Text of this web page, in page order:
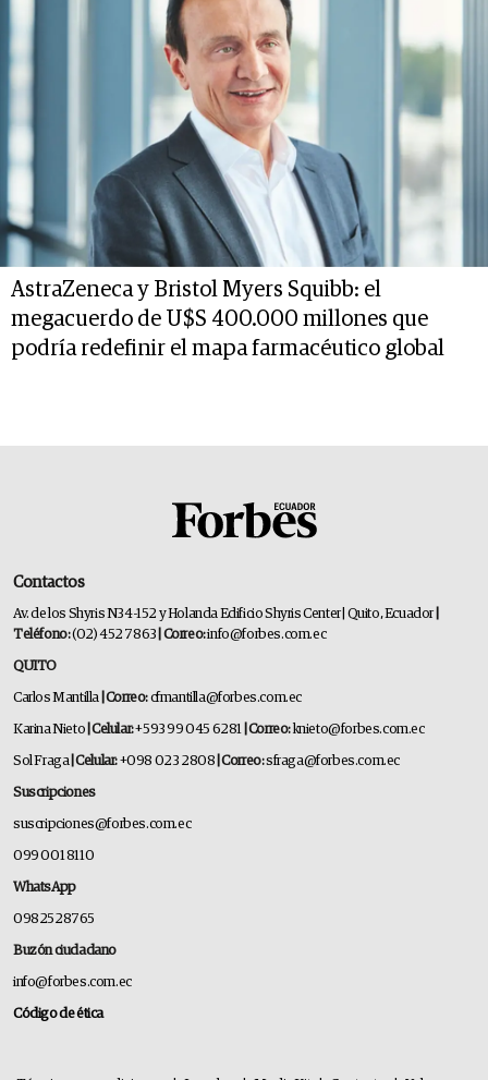
AstraZeneca y Bristol Myers Squibb: el
megacuerdo de U$S 400.000 millones que
podría redefinir el mapa farmacéutico global
Contactos
Av. de los Shyris N34-152 y Holanda Edificio Shyris Center | Quito, Ecuador
Teléfono:(02) 452 7863 | Correo:info@forbes.com.ec
QUITO
Carlos Mantilla | Correo:cfmantilla@forbes.com.ec
Karina Nieto | Celular:+593 99 045 6281 | Correo:knieto@forbes.com.ec
Sol Fraga| Celular:+098 023 2808 | Correo:sfraga@forbes.com.ec
Suscripciones
suscripciones@forbes.com.ec
099 001 8110
WhatsApp
0982528765
Buzón ciudadano
info@forbes.com.ec
Código de ética